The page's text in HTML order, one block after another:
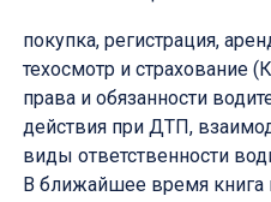
покупка, регистрация,
техосмотр и страхование
права и обязанности
действия при ДТП,
виды ответственности
В ближайшее время книга